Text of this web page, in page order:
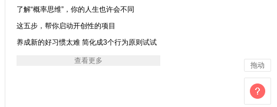
了解“概率思维”，你的人生也许会不同
这五步，帮你启动开创性的项目
养成新的好习惯太难 简化成3个行为原则试试
查看更多
拖动